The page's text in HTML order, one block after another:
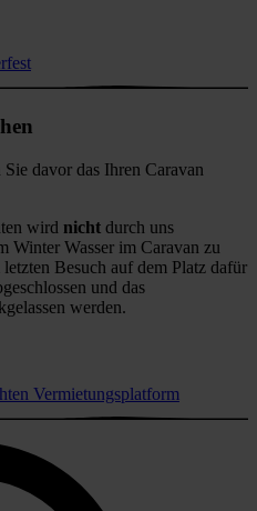
davor das Ihren Caravan
wird nicht durch uns
Winter Wasser im Caravan zu
Besuch auf dem Platz dafür
und das
werden.
Vermietungsplatform